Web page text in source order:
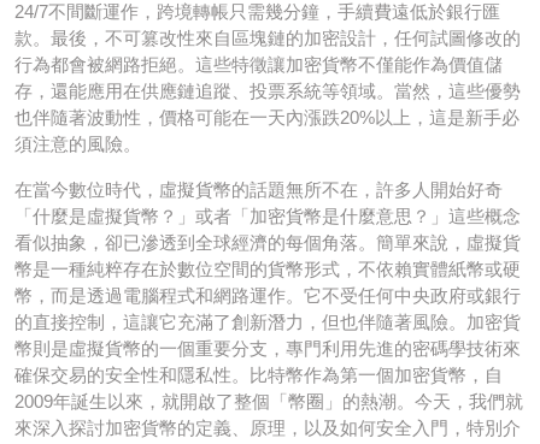
24/7不間斷運作，跨境轉帳只需幾分鐘，手續費遠低於銀行匯
款。最後，不可篡改性來自區塊鏈的加密設計，任何試圖修改的
行為都會被網路拒絕。這些特徵讓加密貨幣不僅能作為價值儲
存，還能應用在供應鏈追蹤、投票系統等領域。當然，這些優勢
也伴隨著波動性，價格可能在一天內漲跌20%以上，這是新手必
須注意的風險。
在當今數位時代，虛擬貨幣的話題無所不在，許多人開始好奇
「什麼是虛擬貨幣？」或者「加密貨幣是什麼意思？」這些概念
看似抽象，卻已滲透到全球經濟的每個角落。簡單來說，虛擬貨
幣是一種純粹存在於數位空間的貨幣形式，不依賴實體紙幣或硬
幣，而是透過電腦程式和網路運作。它不受任何中央政府或銀行
的直接控制，這讓它充滿了創新潛力，但也伴隨著風險。加密貨
幣則是虛擬貨幣的一個重要分支，專門利用先進的密碼學技術來
確保交易的安全性和隱私性。比特幣作為第一個加密貨幣，自
2009年誕生以來，就開啟了整個「幣圈」的熱潮。今天，我們就
來深入探討加密貨幣的定義、原理，以及如何安全入門，特別介